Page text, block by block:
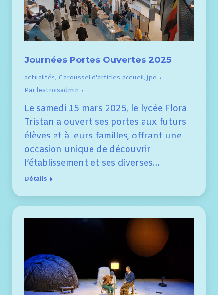
Journées Portes Ouvertes 2025
actualités, Caroussel d'articles accueil, jpo
Par lestroisadmin
Le samedi 15 mars 2025, le lycée Flora
Tristan a ouvert ses portes aux futurs
élèves et à leurs familles, offrant une
occasion unique de découvrir
l’établissement et ses diverses…
Détails